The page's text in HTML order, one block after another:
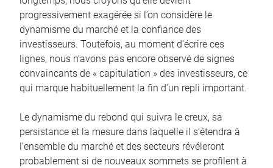
progressivement exagérée si l’on considère le
dynamisme du marché et la confiance des
investisseurs. Toutefois, au moment d’écrire ces
lignes, nous n’avons pas encore observé de signes
convaincants de « capitulation » des investisseurs, ce
qui marque habituellement la fin d’un repli important.
Le dynamisme du rebond qui suivra le creux, sa
persistance et la mesure dans laquelle il s’étendra à
l’ensemble du marché et des secteurs révéleront
probablement si de nouveaux sommets se profilent à